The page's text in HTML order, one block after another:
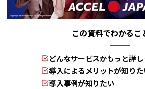
この資料でわかるこ
どんなサービスかもっと詳
導入によるメリットが知りた
導入事例が知りたい